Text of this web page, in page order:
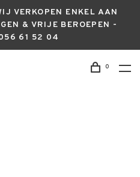
VERKOPEN ENKEL AAN
& VRIJE BEROEPEN -
61 52 04
0